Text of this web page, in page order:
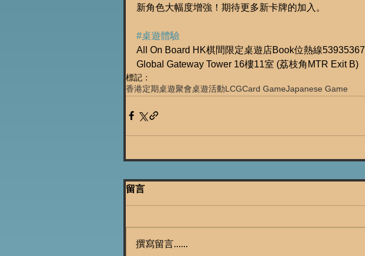
新角色大幅度增強！期待更多新卡牌的加入。
#桌遊體驗
All On Board HK棋間限定桌遊店Book位熱線53935367
Global Gateway Tower 16樓11室 (荔枝角MTR Exit B)
標記：
香港定期桌遊聚會桌遊活動LCGCard GameJapanese Game
留言
撰寫留言......